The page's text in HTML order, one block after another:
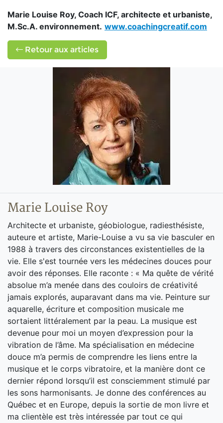
Marie Louise Roy, Coach ICF, architecte et urbaniste,
M.Sc.A. environnement. www.coachingcreatif.com
Retour aux articles
Marie Louise Roy
Architecte et urbaniste, géobiologue, radiesthésiste,
auteure et artiste, Marie-Louise a vu sa vie basculer en
1988 à travers des circonstances existentielles de la
vie. Elle s'est tournée vers les médecines douces pour
avoir des réponses. Elle raconte : « Ma quête de vérité
absolue m’a menée dans des couloirs de créativité
jamais explorés, auparavant dans ma vie. Peinture sur
aquarelle, écriture et composition musicale me
sortaient littéralement par la peau. La musique est
devenue pour moi un moyen d’expression pour la
vibration de l’âme. Ma spécialisation en médecine
douce m’a permis de comprendre les liens entre la
musique et le corps vibratoire, et la manière dont ce
dernier répond lorsqu’il est consciemment stimulé par
les sons harmonisants. Je donne des conférences au
Québec et en Europe, depuis la sortie de mon livre et
ma clientèle est très intéressée par tout ce qui